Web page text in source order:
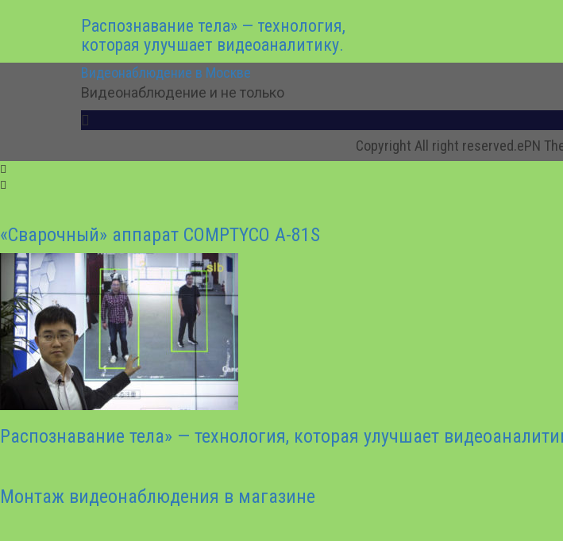
Распознавание тела» — технология,
которая улучшает видеоаналитику.
Видеонаблюдение в Москве
Видеонаблюдение и не только
Copyright All right reserved.ePN
«Сварочный» аппарат COMPTYCO A-81S
Распознавание тела» — технология, которая улучшает
Монтаж видеонаблюдения в магазине